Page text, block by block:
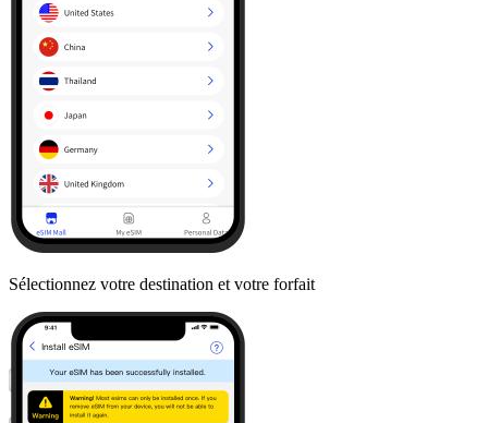
Sélectionnez votre destination et votre forfait